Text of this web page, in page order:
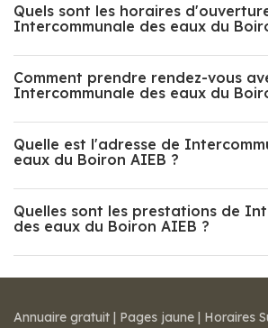
Quels sont les horaires
Intercommunale des eaux du
Comment prendre rendez-vous
Intercommunale des eaux du
Quelle est l'adresse de
eaux du Boiron AIEB ?
Quelles sont les prestations de
des eaux du Boiron AIEB ?
Annuaire gratuit | Pages jaune | Horaires